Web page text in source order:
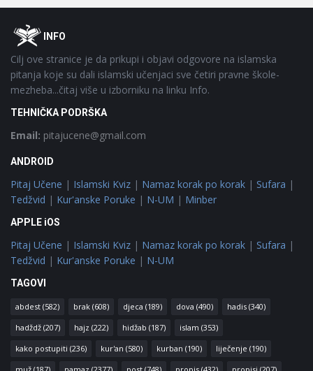
FooterOINFO
Cilj ove stranice je da prikupi i objavi odgovore na islamska
pitanja koje su dali islamski učenjaci sve četiri pravne škole-
mezheba...čitaj više u izborniku na linku Info.
TEHNIČKA PODRŠKA
Email: pitajucene@gmail.com
ANDROID
Pitaj Učene | Islamski Kviz | Namaz korak po korak | Sufara |
Tedžvid | Kur'anske Poruke | N-UM | Minber
APPLE iOS
Pitaj Učene | Islamski Kviz | Namaz korak po korak | Sufara |
Tedžvid | Kur'anske Poruke | N-UM
TAGOVI
abdest (582) brak (608) djeca (189) dova (490) hadis (340)
hadždž (207) hajz (222) hidžab (187) islam (353)
kako postupiti (236) kur'an (580) kurban (190) liječenje (190)